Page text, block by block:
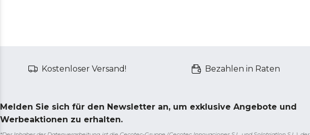
Kostenloser Versand! Bezahlen in Raten
Melden Sie sich für den Newsletter an, um exklusive Angebote und
Werbeaktionen zu erhalten.